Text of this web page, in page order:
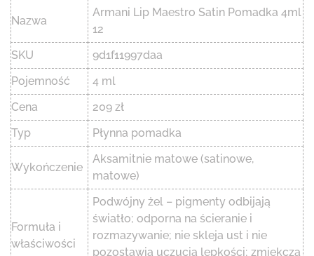
Nazwa
Armani Lip Maestro Satin Pomadka 4ml
12
SKU
9d1f11997daa
Pojemność
4 ml
Cena
209 zł
Typ
Płynna pomadka
Wykończenie
Aksamitnie matowe (satinowe,
matowe)
Formuła i
właściwości
Podwójny żel – pigmenty odbijają
światło; odporna na ścieranie i
rozmazywanie; nie skleja ust i nie
pozostawia uczucia lepkości; zmiękcza